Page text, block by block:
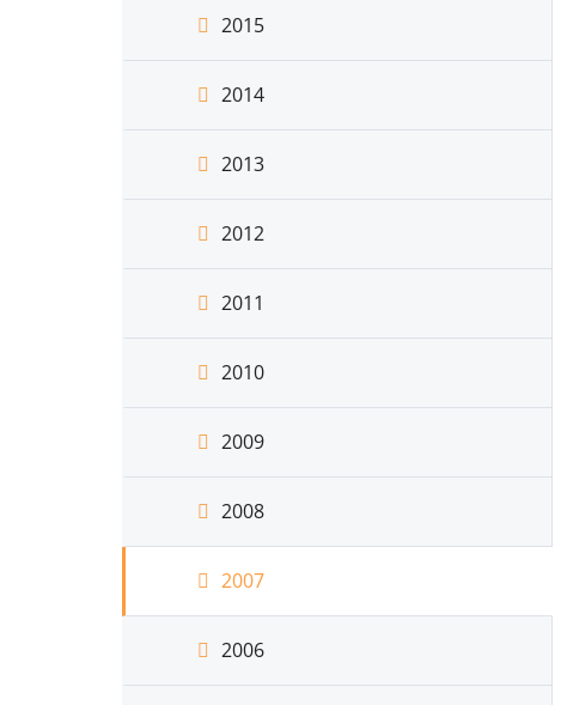
2015
2014
2013
2012
2011
2010
2009
2008
2007
2006